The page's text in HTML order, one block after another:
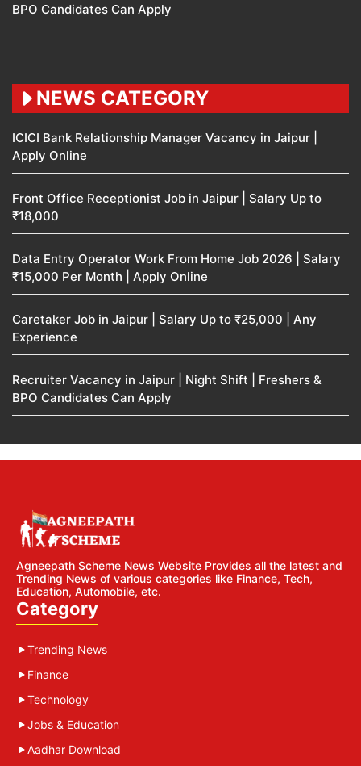
BPO Candidates Can Apply
NEWS CATEGORY
ICICI Bank Relationship Manager Vacancy in Jaipur |
Apply Online
Front Office Receptionist Job in Jaipur | Salary Up to
₹18,000
Data Entry Operator Work From Home Job 2026 | Salary
₹15,000 Per Month | Apply Online
Caretaker Job in Jaipur | Salary Up to ₹25,000 | Any
Experience
Recruiter Vacancy in Jaipur | Night Shift | Freshers &
BPO Candidates Can Apply
Agneepath Scheme News Website Provides all the latest and
Trending News of various categories like Finance, Tech,
Education, Automobile, etc.
Category
Trending News
Finance
Technology
Jobs & Education
Aadhar Download